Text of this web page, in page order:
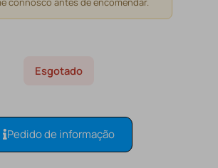
Esgotado
Pedido de informação